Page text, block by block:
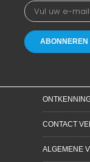
CONTACT
ALGEMENE